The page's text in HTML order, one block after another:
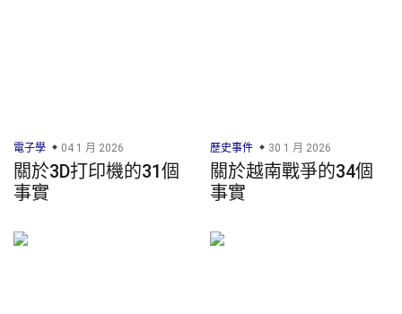
電子學 04 1 月 2026
關於3D打印機的31個
事實
歷史事件 30 1 月 2026
關於越南戰爭的34個
事實